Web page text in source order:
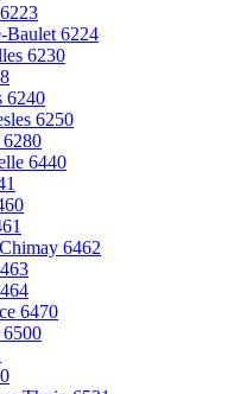
Baulet 6224
6230
6240
6250
6280
6440
6462
6470
6500